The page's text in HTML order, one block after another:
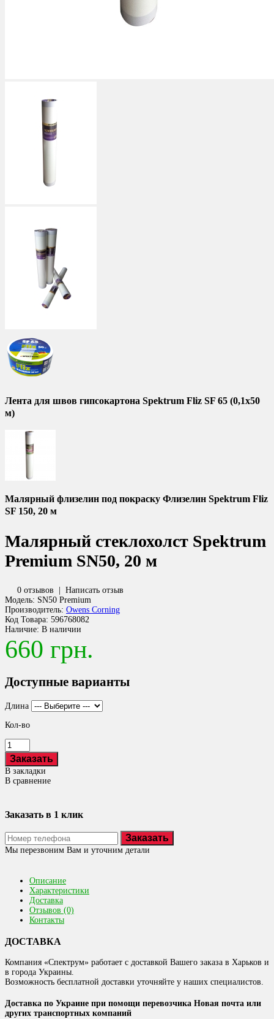
Лента для швов гипсокартона Spektrum Fliz SF 65 (0,1x50
м)
Малярный флизелин под покраску Флизелин Spektrum Fliz
SF 150, 20 м
Малярный стеклохолст Spektrum
Premium SN50, 20 м
0 отзывов | Написать отзыв
Модель: SN50 Premium
Производитель: Owens Corning
Код Товара: 596768082
Наличие: В наличии
660 грн.
Доступные варианты
Длина
Кол-во
В закладки
В сравнение
Заказать в 1 клик
Заказать
Мы перезвоним Вам и уточним детали
Описание
Характеристики
Доставка
Отзывов (0)
Контакты
ДОСТАВКА
Компания «Спектрум» работает с доставкой Вашего заказа в Харьков и
в города Украины.
Возможность бесплатной доставки уточняйте у наших специалистов.
Доставка по Украине при помощи перевозчика Новая почта или
других транспортных компаний